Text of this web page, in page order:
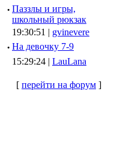
· Паззлы и игры,
школьный рюкзак
19:30:51 | gvinevere
· Hа девочку 7-9
15:29:24 | LauLana
[ перейти на форум ]